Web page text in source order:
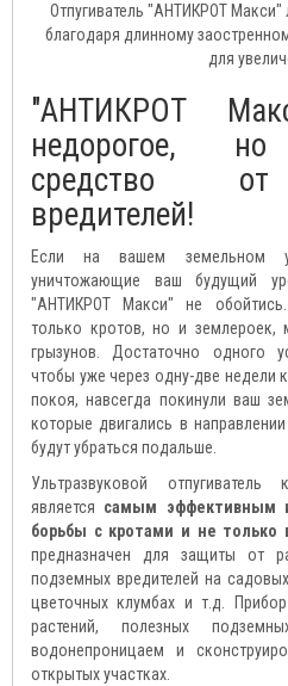
Отпугиватель "АНТИКРОТ Макси"
благодаря длинному
для
"АНТИКРОТ
недорогое, но
средство
вредителей!
Если на вашем земельном
уничтожающие ваш будущий
"АНТИКРОТ Макси" не обойтись.
только кротов, но и
грызунов. Достаточно одного
чтобы уже через одну-две недели
покоя, навсегда покинули ваш
которые двигались в
будут убраться подальше.
Ультразвуковой
является самым эффективным
борьбы с кротами и не
предназначен для защиты от
подземных вредителей на
цветочных клумбах и т.д.
растений, полезных
водонепроницаем и
открытых участках.